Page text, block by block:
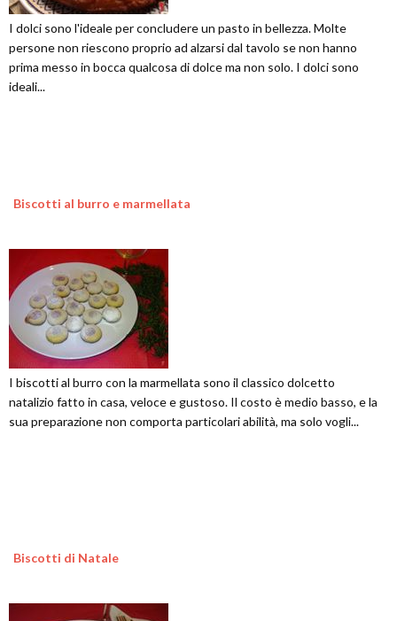
I dolci sono l'ideale per concludere un pasto in bellezza. Molte
persone non riescono proprio ad alzarsi dal tavolo se non hanno
prima messo in bocca qualcosa di dolce ma non solo. I dolci sono
ideali...
Biscotti al burro e marmellata
I biscotti al burro con la marmellata sono il classico dolcetto
natalizio fatto in casa, veloce e gustoso. Il costo è medio basso, e la
sua preparazione non comporta particolari abilità, ma solo vogli...
Biscotti di Natale